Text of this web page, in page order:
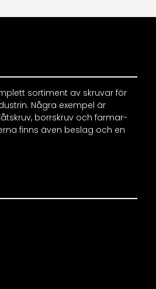
sortiment av skruvar för
Några exempel är
borrskruv och farmar-
finns även beslag och en